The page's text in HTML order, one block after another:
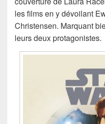
les films en y dévoilant
Christensen. Marquant
leurs deux protagonistes.